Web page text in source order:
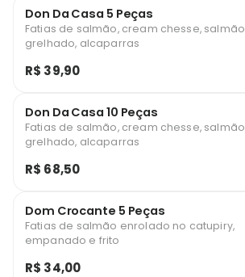
Don Da Casa 5 Peças
Fatias de salmão, cream chesse, salmão
grelhado, alcaparras
R$ 39,90
Don Da Casa 10 Peças
Fatias de salmão, cream chesse, salmão
grelhado, alcaparras
R$ 68,50
Dom Crocante 5 Peças
Fatias de salmão enrolado no catupiry,
empanado e frito
R$ 34,00